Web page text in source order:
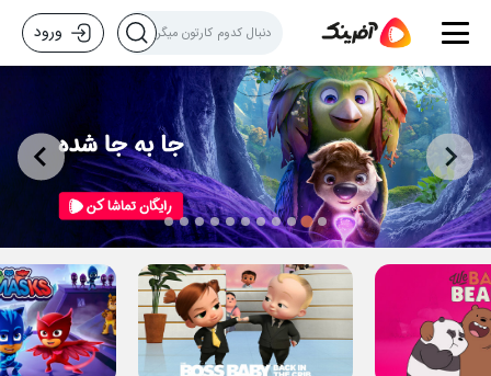
ورود